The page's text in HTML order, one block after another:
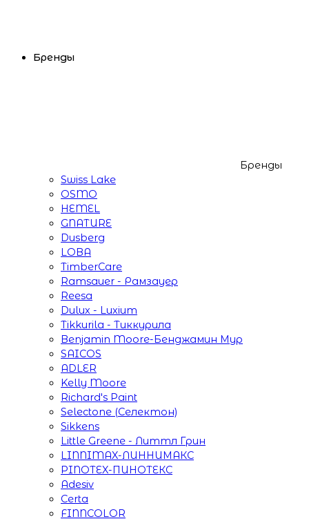
Бренды
Бренды
Swiss Lake
OSMO
HEMEL
GNATURE
Dusberg
LOBA
TimberCare
Ramsauer - Рамзауер
Reesa
Dulux - Luxium
Tikkurila - Тиккурила
Benjamin Moore-Бенджамин Мур
SAICOS
ADLER
Kelly Moore
Richard's Paint
Selectone (Селектон)
Sikkens
Little Greene - Литтл Грин
LINNIMAX-ЛИННИМАКС
PINOTEX-ПИНОТЕКС
Adesiv
Certa
FINNCOLOR